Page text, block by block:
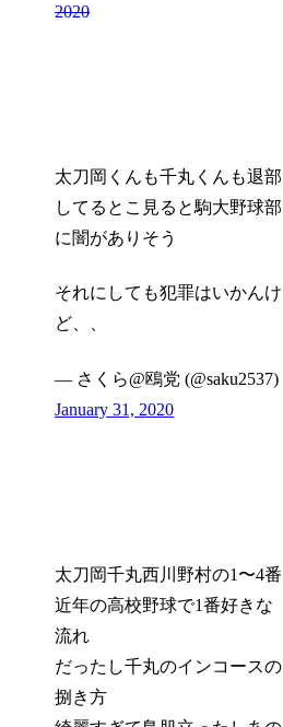
2020
太刀岡くんも千丸くんも退部
してるとこ見ると駒大野球部
に闇がありそう
それにしても犯罪はいかんけ
ど、、
— さくら@鴎党 (@saku2537)
January 31, 2020
太刀岡千丸西川野村の1〜4番
近年の高校野球で1番好きな
流れ
だったし千丸のインコースの
捌き方